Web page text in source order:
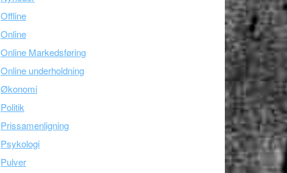
Offline
Online
Online Markedsføring
Online underholdning
Økonomi
Politik
Prissamenligning
Psykologi
Pulver